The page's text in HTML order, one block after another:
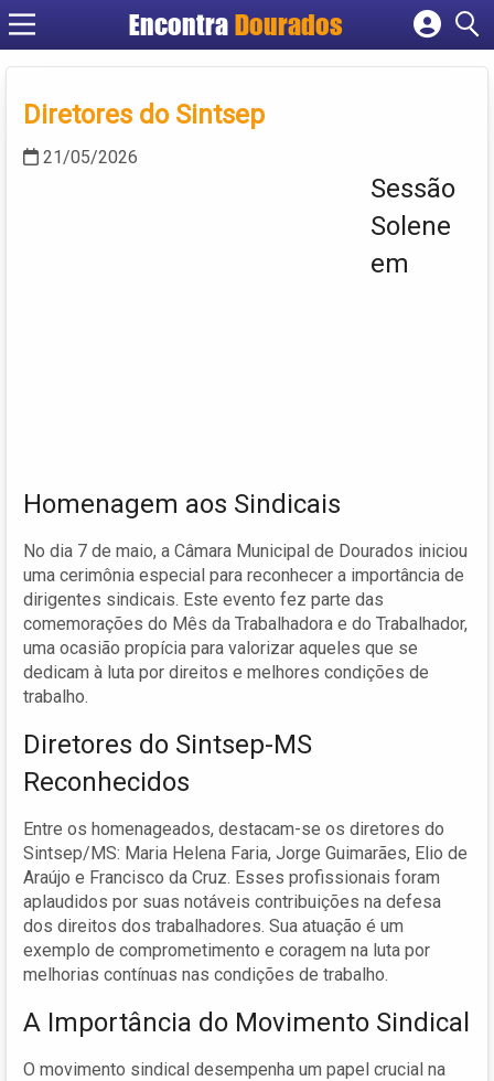
EncontraDourados
Cadastrar empresa
Criar conta
Diretores do Sintsep
21/05/2026
Sessão
Solene
em
Homenagem aos Sindicais
No dia 7 de maio, a Câmara Municipal de Dourados iniciou
uma cerimônia especial para reconhecer a importância de
dirigentes sindicais. Este evento fez parte das
comemorações do Mês da Trabalhadora e do Trabalhador,
uma ocasião propícia para valorizar aqueles que se
dedicam à luta por direitos e melhores condições de
trabalho.
Diretores do Sintsep-MS
Reconhecidos
Entre os homenageados, destacam-se os diretores do
Sintsep/MS: Maria Helena Faria, Jorge Guimarães, Elio de
Araújo e Francisco da Cruz. Esses profissionais foram
aplaudidos por suas notáveis contribuições na defesa
dos direitos dos trabalhadores. Sua atuação é um
exemplo de comprometimento e coragem na luta por
melhorias contínuas nas condições de trabalho.
A Importância do Movimento Sindical
O movimento sindical desempenha um papel crucial na